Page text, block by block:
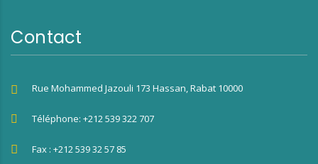
Contact
Rue Mohammed Jazouli 173 Hassan, Rabat 10000
Téléphone: +212 539 322 707
Fax : +212 539 32 57 85